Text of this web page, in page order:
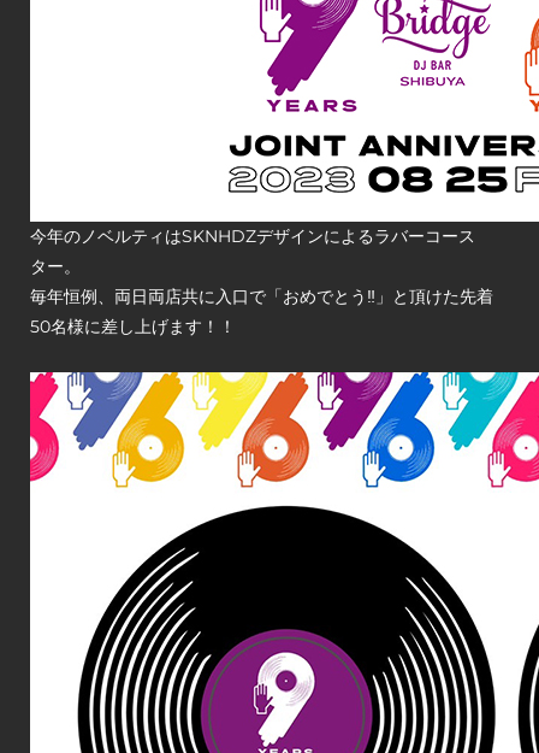
今年のノベルティはSKNHDZデザインによるラバーコース
ター。
毎年恒例、両日両店共に入口で「おめでとう‼️」と頂けた先着
50名様に差し上げます！！